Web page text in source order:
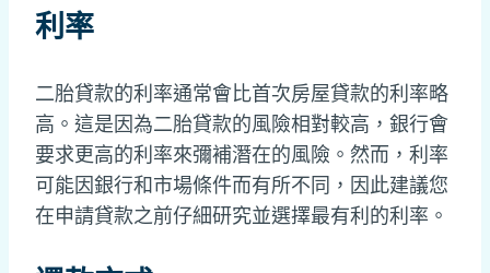
利率
二胎貸款的利率通常會比首次房屋貸款的利率略
高。這是因為二胎貸款的風險相對較高，銀行會
要求更高的利率來彌補潛在的風險。然而，利率
可能因銀行和市場條件而有所不同，因此建議您
在申請貸款之前仔細研究並選擇最有利的利率。